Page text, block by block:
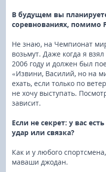
В будущем вы
соревнованиях, помимо
Не знаю, на Чемпионат
возьмут. Даже когда я
2006 году и должен был
«Извини, Василий, но на
ехать, если только по
не хочу выступать.
зависит.
Если не секрет: у вас
удар или связка?
Как и у любого
маваши джодан.